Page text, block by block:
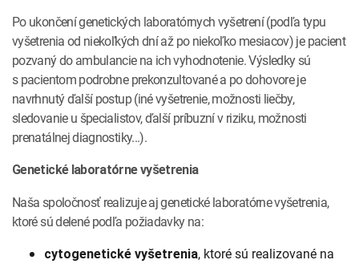
Po ukončení genetických laboratórnych vyšetrení (podľa typu
vyšetrenia od niekoľkých dní až po niekoľko mesiacov) je pacient
pozvaný do ambulancie na ich vyhodnotenie. Výsledky sú
s pacientom podrobne prekonzultované a po dohovore je
navrhnutý ďalší postup (iné vyšetrenie, možnosti liečby,
sledovanie u špecialistov, ďalší príbuzní v riziku, možnosti
prenatálnej diagnostiky...).
Genetické laboratórne vyšetrenia
Naša spoločnosť realizuje aj genetické laboratórne vyšetrenia,
ktoré sú delené podľa požiadavky na:
cytogenetické vyšetrenia, ktoré sú realizované na